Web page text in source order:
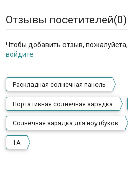
Отзывы посетителей(0)
Чтобы добавить отзыв, пожалуйста,
войдите
Раскладная солнечная панель
Портативная солнечная зарядка
Солнечная зарядка для ноутбуков
1А